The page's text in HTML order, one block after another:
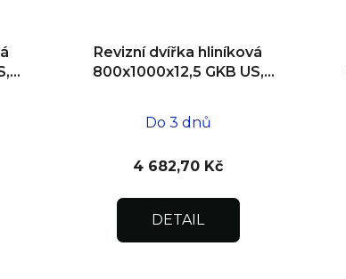
Revizní dvířka hliníková
800x1000x12,5 GKB US,
Do 3 dnů
4 682,70 Kč
DETAIL